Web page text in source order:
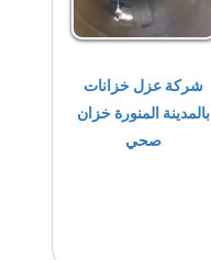
شركة عزل خزانات
بالمدينة المنورة خزان
صحي